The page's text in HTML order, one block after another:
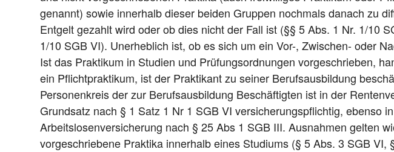
genannt) sowie innerhalb dieser beiden Gruppen nochmals danach zu
Entgelt gezahlt wird oder ob dies nicht der Fall ist (§§ 5 Abs. 1 Nr. 1/10
1/10 SGB VI). Unerheblich ist, ob es sich um ein Vor-, Zwischen- oder
Ist das Praktikum in Studien und Prüfungsordnungen vorgeschrieben,
ein Pflichtpraktikum, ist der Praktikant zu seiner Berufsausbildung
Personenkreis der zur Berufsausbildung Beschäftigten ist in der
Grundsatz nach § 1 Satz 1 Nr 1 SGB VI versicherungspflichtig, ebenso
Arbeitslosenversicherung nach § 25 Abs 1 SGB III. Ausnahmen gelten
vorgeschriebene Praktika innerhalb eines Studiums (§ 5 Abs. 3 SGB VI,